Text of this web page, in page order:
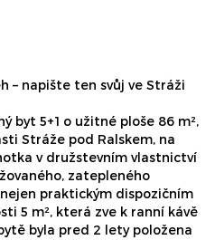
– napište ten svůj ve Stráži
byt 5+1 o užitné ploše 86 m²,
Stráže pod Ralskem, na
v družstevním vlastnictví
zatepleného
praktickým dispozičním
5 m², která zve k ranní kávě
byla pred 2 lety položena